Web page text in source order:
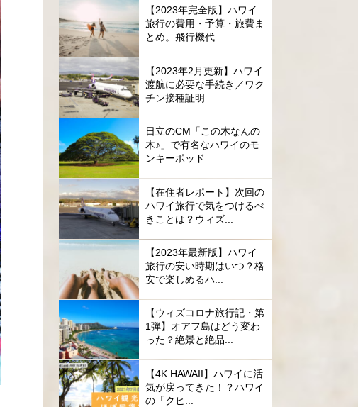
【2023年完全版】ハワイ
旅行の費用・予算・旅費ま
とめ。飛行機代...
【2023年2月更新】ハワイ
渡航に必要な手続き／ワク
チン接種証明...
日立のCM「この木なんの
木♪」で有名なハワイのモ
ンキーポッド
【在住者レポート】次回の
ハワイ旅行で気をつけるべ
きことは？ウィズ...
【2023年最新版】ハワイ
旅行の安い時期はいつ？格
安で楽しめるハ...
【ウィズコロナ旅行記・第
1弾】オアフ島はどう変わ
った？絶景と絶品...
【4K HAWAII】ハワイに活
気が戻ってきた！？ハワイ
の「クヒ...